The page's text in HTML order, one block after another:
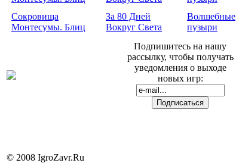
Сокровища
Монтесумы. Блиц
За 80 Дней
Вокруг Света
Волшебные
пузыри
Подпишитесь на нашу
рассылку, чтобы получать
уведомления о выходе
новых игр:
© 2008 IgroZavr.Ru